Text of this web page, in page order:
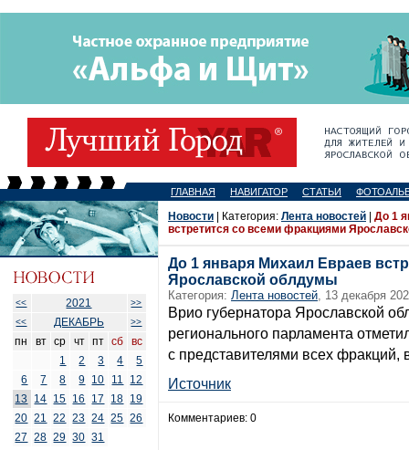
ГЛАВНАЯ НАВИГАТОР СТАТЬИ
<< 2021
>>
<<
ДЕКАБРЬ >>
пн вт ср чт пт сб
вс
1
2 3 4
5
6
7 8 9 10 11
12
13
14 15 16 17 18 19
20 21 22 23 24 25 26
27
28 29 30 31
Новости | Категория: Лента новостей
До 1
встретится со всеми фракциями
До 1 января Михаил Евраев
Ярославской облдумы
Категория: Лента новостей, 13 декабря
Врио губернатора Ярославской
регионального парламента
с представителями всех фракций,
Источник
Комментариев: 0